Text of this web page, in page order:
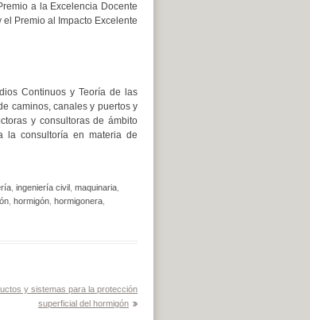
a la Excelencia Docente
Premio al Impacto Excelente
Continuos y Teoría de las
caminos, canales y puertos y
y consultoras de ámbito
la consultoría en materia de
, ingeniería civil, maquinaria,
, hormigón, hormigonera,
y sistemas para la protección
superficial del hormigón